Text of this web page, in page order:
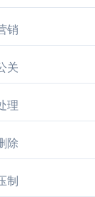
销
关
理
除
制